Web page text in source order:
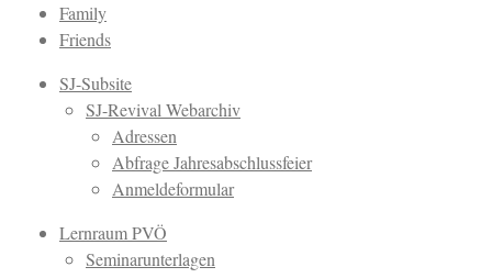
Family
Friends
SJ-Subsite
SJ-Revival Webarchiv
Adressen
Abfrage Jahresabschlussfeier
Anmeldeformular
Lernraum PVÖ
Seminarunterlagen